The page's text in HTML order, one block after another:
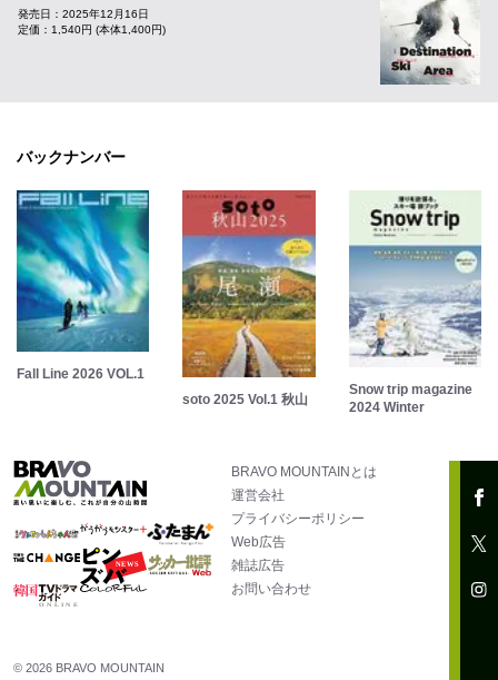
発売日：2025年12月16日
定価：1,540円 (本体1,400円)
バックナンバー
Fall Line 2026 VOL.1
soto 2025 Vol.1 秋山
Snow trip magazine
2024 Winter
BRAVO MOUNTAINとは
運営会社
プライバシーポリシー
Web広告
雑誌広告
お問い合わせ
© 2026 BRAVO MOUNTAIN